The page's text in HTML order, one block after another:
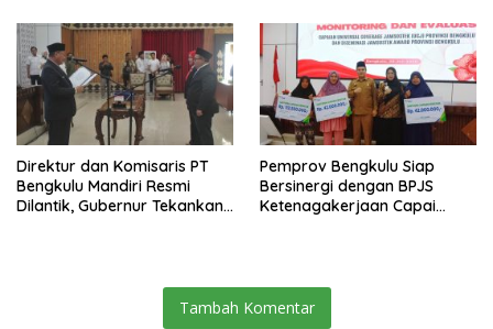
Masih Jadi Sorotan
Direktur dan Komisaris PT
Bengkulu Mandiri Resmi
Dilantik, Gubernur Tekankan
Pemprov Bengkulu Siap
Bersinergi dengan BPJS
Ketenagakerjaan Capai
Tambah Komentar